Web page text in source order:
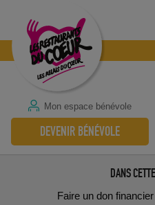
Mon espace bénévole
DEVENIR BÉNÉVOLE
DANS
Faire un don financier